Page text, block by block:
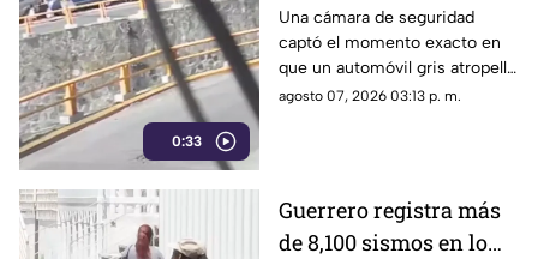
0:33
vehículo embiste a una
familia en
Chilpancingo
Una cámara de seguridad
captó el momento exacto en
que un automóvil gris atropelló
a una familia que caminaba
agosto 07, 2026 03:13 p. m.
Guerrero registra más
de 8,100 sismos en lo